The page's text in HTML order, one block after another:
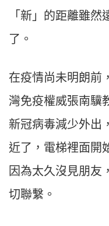
「新」的距離雖
了。
在疫情尚未明朗前
灣免疫權威張南驥
新冠病毒減少外出
近了，電梯裡面開
因為太久沒見朋友
切聯繫。